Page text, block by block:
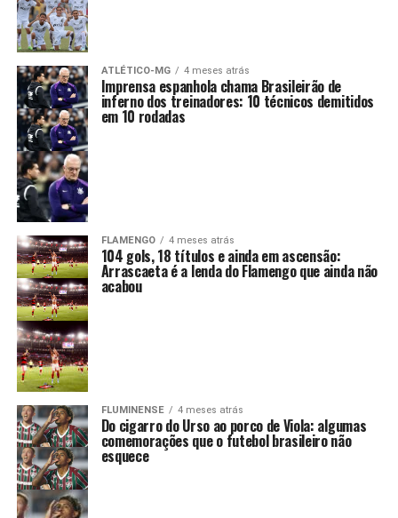
ATLÉTICO-MG 4 meses atrás
Imprensa espanhola chama Brasileirão de
inferno dos treinadores: 10 técnicos demitidos
em 10 rodadas
FLAMENGO 4 meses atrás
104 gols, 18 títulos e ainda em ascensão:
Arrascaeta é a lenda do Flamengo que ainda não
acabou
FLUMINENSE 4 meses atrás
Do cigarro do Urso ao porco de Viola: algumas
comemorações que o futebol brasileiro não
esquece